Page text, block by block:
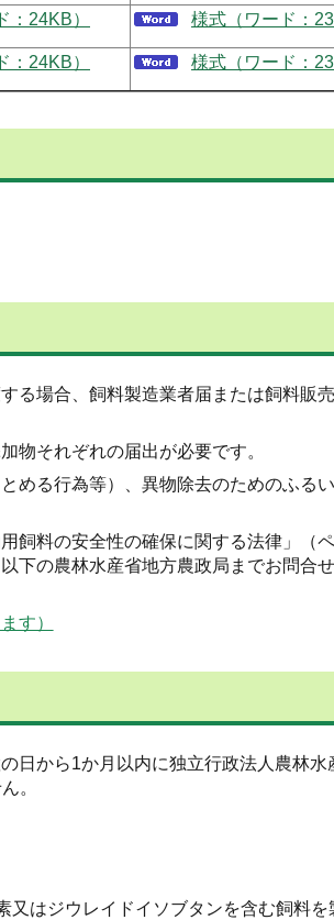
：24KB） 様式（ワード：
：24KB） 様式（ワード：
る場合、飼料製造業者届または飼料販
物それぞれの届出が必要です。
める行為等）、異物除去のためのふる
飼料の安全性の確保に関する法律」（
下の農林水産省地方農政局までお問合
す）
日から1か月以内に独立行政法人農林水
。
はジウレイドイソブタンを含む飼料を